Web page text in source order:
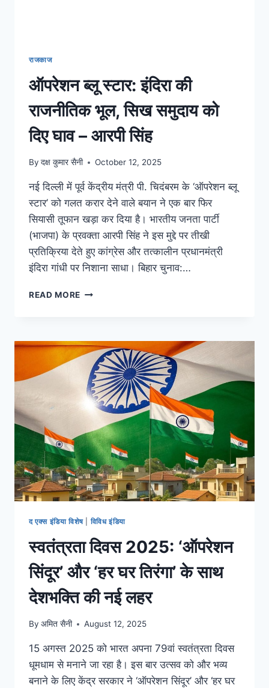
राजकाज
ऑपरेशन ब्लू स्टार: इंदिरा की
राजनीतिक भूल, सिख समुदाय को
दिए घाव – आरपी सिंह
By दक्ष कुमार सैनी October 12, 2025
नई दिल्ली में पूर्व केंद्रीय मंत्री पी. चिदंबरम के ‘ऑपरेशन ब्लू
स्टार’ को गलत करार देने वाले बयान ने एक बार फिर
सियासी तूफान खड़ा कर दिया है। भारतीय जनता पार्टी
(भाजपा) के प्रवक्ता आरपी सिंह ने इस मुद्दे पर तीखी
प्रतिक्रिया देते हुए कांग्रेस और तत्कालीन प्रधानमंत्री
इंदिरा गांधी पर निशाना साधा। बिहार चुनाव:…
READ MORE
द एक्स इंडिया विशेष| विविध इंडिया
स्वतंत्रता दिवस 2025: ‘ऑपरेशन
सिंदूर’ और ‘हर घर तिरंगा’ के साथ
देशभक्ति की नई लहर
By अमित सैनी August 12, 2025
15 अगस्त 2025 को भारत अपना 79वां स्वतंत्रता दिवस
धूमधाम से मनाने जा रहा है। इस बार उत्सव को और भव्य
बनाने के लिए केंद्र सरकार ने ‘ऑपरेशन सिंदूर’ और ‘हर घर